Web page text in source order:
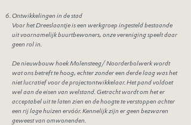
Ontwikkelingen in de stad
Voor het Dreeslaantje is een werkgroep ingesteld bestaande
uit voornamelijk buurtbewoners, onze vereniging speelt daar
geen rol in.
De nieuwbouw hoek Molensteeg/ Noorderbolwerk wordt
wat ons betreft te hoog, echter zonder een derde laag was het
niet lucratief voor de projectontwikkelaar. Het pand voldoet
wel aan de eisen van welstand. Getracht wordt om het er
acceptabel uit te laten zien en de hoogte te verstoppen achter
een rij lage huizen ervóór. Kennelijk zijn er geen bezwaren
geweest van omwonenden.